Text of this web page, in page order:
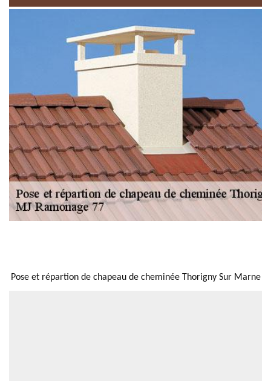
Pose et répartion de chapeau de cheminée Thorigny Sur Marne